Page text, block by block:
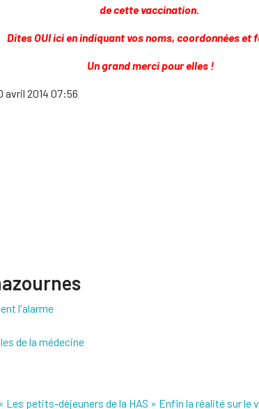
de cette vaccination.
Dites OUI ici en indiquant vos noms, coordonnées et
Un grand merci pour elles !
avril 2014 07:56
l'alarme
de la médecine
Les petits-déjeuners de la HAS » Enfin la réalité sur le